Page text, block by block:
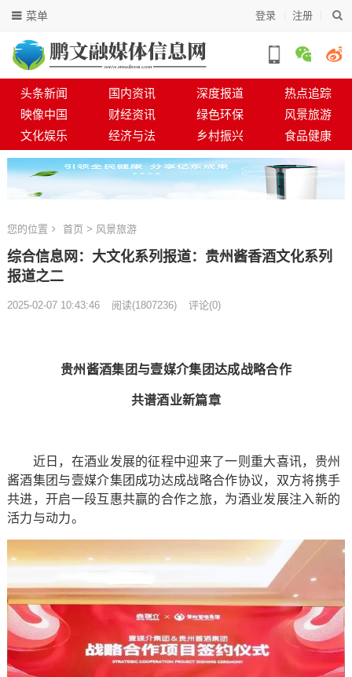
登录 注册
菜单
头条新闻 国内资讯 深度报道
热点追踪
映像中国
财经资讯 绿色环保
风景旅游
文化娱乐
经济与法 乡村振兴 食品健康
您的位置 首页 > 风景旅游
综合信息网：大文化系列报道：贵州酱香酒文化系列
报道之二
2025-02-07 10:43:46 阅读(1807236) 评论(0)
贵州酱酒集团与壹媒介集团达成战略合作
共谱酒业新篇章
近日，在酒业发展的征程中迎来了一则重大喜讯，贵州
酱酒集团与壹媒介集团成功达成战略合作协议，双方将携手
共进，开启一段互惠共赢的合作之旅，为酒业发展注入新的
活力与动力。